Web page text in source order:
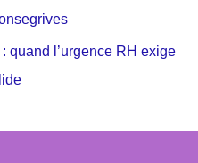
quand l’urgence RH exige